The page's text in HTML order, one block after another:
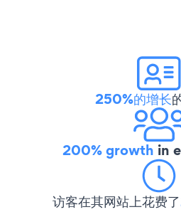
250%的增长
200% growth in
访客在其网站上花费了